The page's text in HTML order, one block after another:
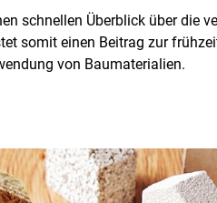
schnellen Überblick über die
somit einen Beitrag zur
von Baumaterialien.